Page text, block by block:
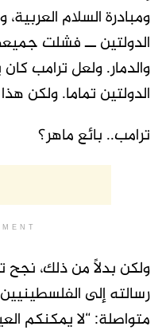
ومبادرة السلام
الدولتين ــ فشلت
والدمار. ولعل ترامب
الدولتين تماما. ولكن
ترامب.. بائع ماهر؟
ولكن بدلاً من ذلك، نجح
رسالته إلى
متواصلة: “لا يمكنكم